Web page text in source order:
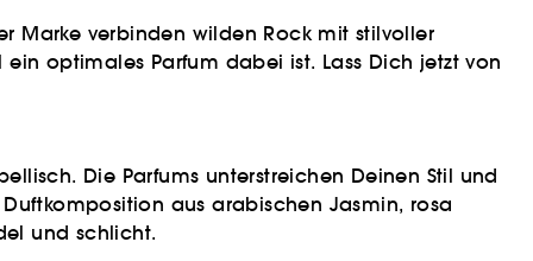
Marke verbinden wilden Rock mit stilvoller
optimales Parfum dabei ist. Lass Dich jetzt von
Die Parfums unterstreichen Deinen Stil und
aus arabischen Jasmin, rosa
und schlicht.